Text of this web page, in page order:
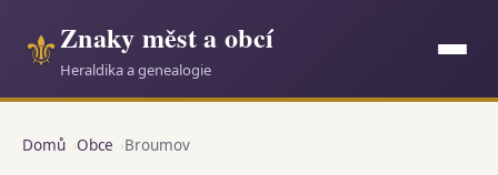
⚜Znaky měst a obcí
Heraldika a genealogie
Domů Obce Broumov